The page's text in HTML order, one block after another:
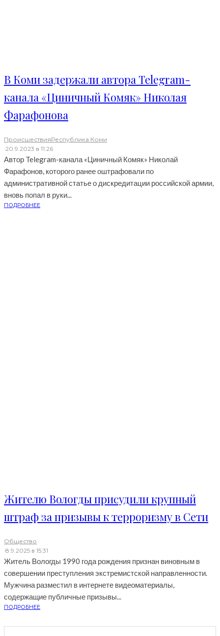
В Коми задержали автора Telegram-
канала «Циничный Комяк» Николая
Фарафонова
ПроисшествияРеспублика Коми
·20.9.2023 в 11:26
Автор Telegram-канала «Циничный Комяк» Николай
Фарафонов, которого ранее оштрафовали по
административной статье о дискредитации российской армии,
вновь попал в руки...
ПОДРОБНЕЕ
Жителю Вологды присудили крупный
штраф за призывы к терроризму в Сети
Общество
·8.9.2025 в 15:31
Житель Вологды 1990 года рождения признан виновным в
совершении преступления экстремистской направленности.
Мужчина разместил в интернете видеоматериалы,
содержащие публичные призывы...
ПОДРОБНЕЕ